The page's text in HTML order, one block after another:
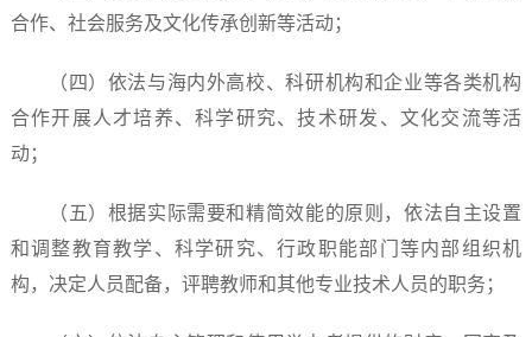
合作、社会服务及文化传承创新等活动；
（四）依法与海内外高校、科研机构和企业等各类机构
合作开展人才培养、科学研究、技术研发、文化交流等活
动；
（五）根据实际需要和精简效能的原则，依法自主设置
和调整教育教学、科学研究、行政职能部门等内部组织机
构，决定人员配备，评聘教师和其他专业技术人员的职务；